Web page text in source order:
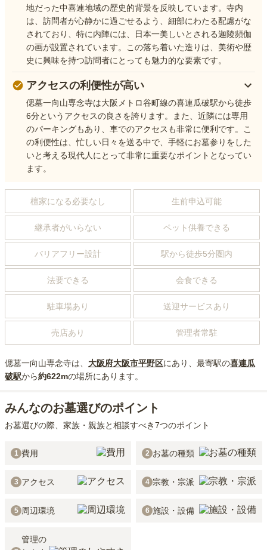
地だった中喜連地域の歴史的背景を反映しています。寺内
は、訪問者が心静かに過ごせるよう、細部にわたる配慮がな
されており、特に内陣には、日本一美しいとされる迦陵頻伽
の画が設置されています。この落ち着いた造りは、美術や歴
史に興味を持つ訪問者にとっても魅力的な要素です。
アクセスの利便性が高い
偲墓一向山専念寺は大阪メトロ谷町線の喜連瓜破駅から徒歩
6分というアクセスの良さを誇ります。また、近隣には専用
のパーキングもあり、車でのアクセスも非常に便利です。こ
の利便性は、忙しい日々を送る中で、手軽にお墓参りをした
いと考える現代人にとって非常に重要なポイントとなってい
ます。
檀家になる必要なし 生前申込可能
継承者がいらない ペット供養できる
バリアフリー設計 駅から徒歩5分圏内
法要できる 会食できる
駐車場あり 送迎サービスあり
売店あり 管理者常駐
偲墓一向山専念寺は、 大阪府大阪市平野区にあり 、最寄駅の喜連瓜
破駅から約622mの場所にあり ます。
みんなのお墓選びのポイント
お墓選びの際、家族・親族と相談すべき7つのポイント
1 費用 2 お墓の種類
3 アクセス 4 宗教・宗派
5 周辺環境 6 施設・設備
管理の